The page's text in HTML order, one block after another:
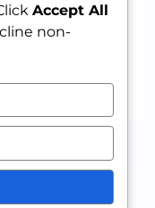
Accept All
non-